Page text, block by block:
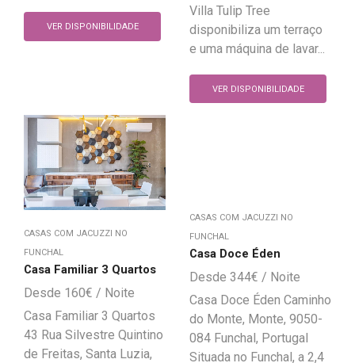
VER DISPONIBILIDADE
Villa Tulip Tree
disponibiliza um terraço
e uma máquina de lavar...
VER DISPONIBILIDADE
CASAS COM JACUZZI NO
FUNCHAL
Casa Familiar 3 Quartos
160€
Casa Familiar 3 Quartos
43 Rua Silvestre Quintino
de Freitas, Santa Luzia,
CASAS COM JACUZZI NO
FUNCHAL
Casa Doce Éden
344€
Casa Doce Éden Caminho
do Monte, Monte, 9050-
084 Funchal, Portugal
Situada no Funchal, a 2,4